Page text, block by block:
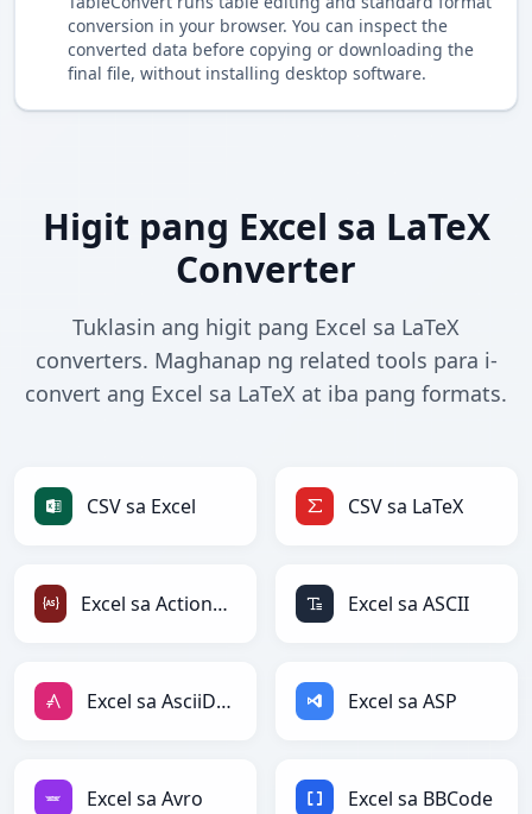
conversion in your browser. You can inspect the
converted data before copying or downloading the
final file, without installing desktop software.
Higit pang Excel sa LaTeX
Converter
Tuklasin ang higit pang Excel sa LaTeX
converters. Maghanap ng related tools para i-
convert ang Excel sa LaTeX at iba pang formats.
CSV sa Excel CSV sa LaTeX
Excel sa ActionScript Excel sa ASCII
Excel sa AsciiDoc Excel sa ASP
Excel sa Avro Excel sa BBCode